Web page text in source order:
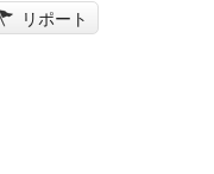
リポート